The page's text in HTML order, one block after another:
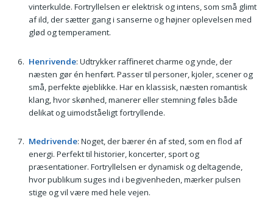
vinterkulde. Fortryllelsen er elektrisk og intens, som små glimt
af ild, der sætter gang i sanserne og højner oplevelsen med
glød og temperament.
Henrivende: Udtrykker raffineret charme og ynde, der
næsten gør én henført. Passer til personer, kjoler, scener og
små, perfekte øjeblikke. Har en klassisk, næsten romantisk
klang, hvor skønhed, manerer eller stemning føles både
delikat og uimodståeligt fortryllende.
Medrivende: Noget, der bærer én af sted, som en flod af
energi. Perfekt til historier, koncerter, sport og
præsentationer. Fortryllelsen er dynamisk og deltagende,
hvor publikum suges ind i begivenheden, mærker pulsen
stige og vil være med hele vejen.